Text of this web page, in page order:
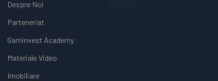
Despre Noi
Parteneriat
Gaminvest Academy
Materiale Video
Imobiliare